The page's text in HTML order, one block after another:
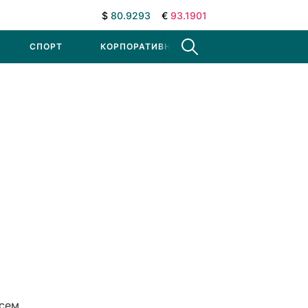
$ 80.9293 € 93.1901
СПОРТ КОРПОРАТИВНЫЕ НОВОСТИ